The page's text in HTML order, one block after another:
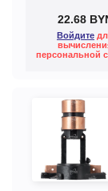
22.68
Войдите
персональной